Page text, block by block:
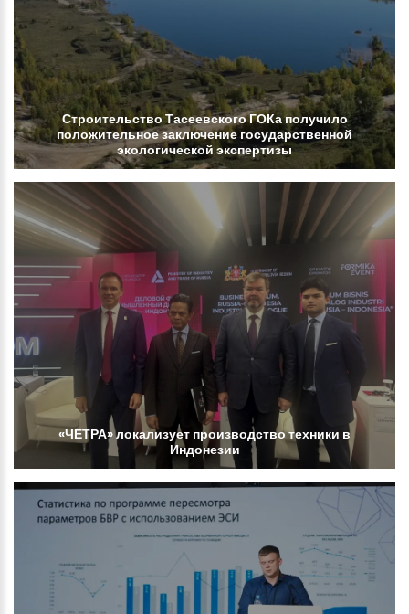
СтроительствоТасеевскогоГОКаполучило
положительноезаключение государственной
экологической экспертизы
«ЧЕТРА»локализует производствотехники в
Индонезии